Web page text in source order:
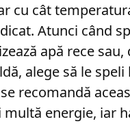
cu cât
Atunci când
apă rece sau,
alege să le speli
recomandă
energie, iar